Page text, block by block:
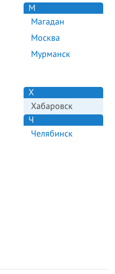
М
Магадан
Москва
Мурманск
Х
Хабаровск
Ч
Челябинск